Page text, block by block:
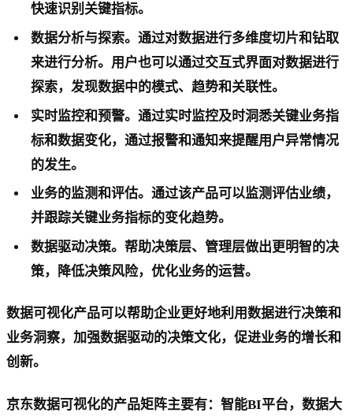
快速识别关键指标。
数据分析与探索。通过对数据进行多维度切片和钻取
来进行分析。用户也可以通过交互式界面对数据进行
探索，发现数据中的模式、趋势和关联性。
实时监控和预警。通过实时监控及时洞悉关键业务指
标和数据变化，通过报警和通知来提醒用户异常情况
的发生。
业务的监测和评估。通过该产品可以监测评估业绩，
并跟踪关键业务指标的变化趋势。
数据驱动决策。帮助决策层、管理层做出更明智的决
策，降低决策风险，优化业务的运营。
数据可视化产品可以帮助企业更好地利用数据进行决策和
业务洞察，加强数据驱动的决策文化，促进业务的增长和
创新。
京东数据可视化的产品矩阵主要有：智能BI平台，数据大